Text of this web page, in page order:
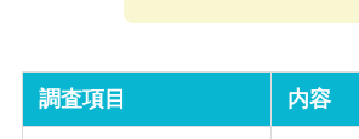
調査項目 内容